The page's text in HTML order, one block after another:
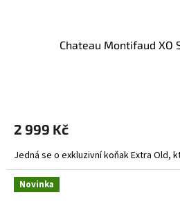
Chateau Montifaud XO
2 999 Kč
Jedná se o exkluzivní koňak Extra Old,
Novinka